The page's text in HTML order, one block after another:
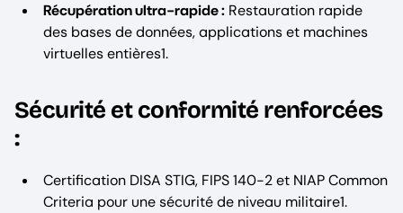
Récupération ultra-rapide : Restauration rapide
des bases de données, applications et machines
virtuelles entières1.
Sécurité et conformité renforcées
:
Certification DISA STIG, FIPS 140-2 et NIAP Common
Criteria pour une sécurité de niveau militaire1.